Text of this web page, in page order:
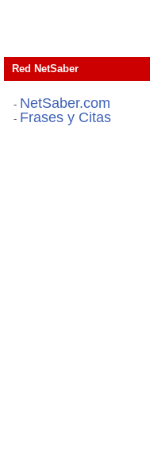
Red NetSaber
- NetSaber.com
- Frases y Citas